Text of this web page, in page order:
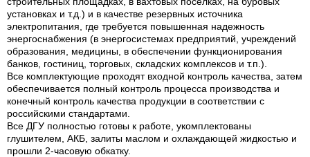
установках и т.д.) и в качестве резервных источника
электропитания, где требуется повышенная надежность
энергоснабжения (в энергосистемах предприятий, учреждений
образования, медицины, в обеспечении функционирования
банков, гостиниц, торговых, складских комплексов и т.п.).
Все комплектующие проходят входной контроль качества, затем
обеспечивается полный контроль процесса производства и
конечный контроль качества продукции в соответствии с
российскими стандартами.
Все ДГУ полностью готовы к работе, укомплектованы
глушителем, АКБ, залиты маслом и охлаждающей жидкостью и
прошли 2-часовую обкатку.